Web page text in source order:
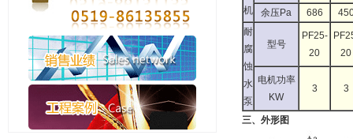
机
余压Pa 686
耐
腐
蚀
水
泵
型号
PF25-
20
20
电机功率
KW
3 3
三、外形图